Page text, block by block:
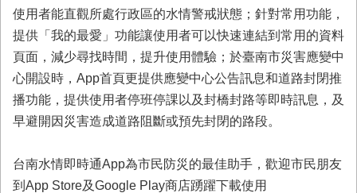
使用者能直觀所處行政區的水情警戒狀態；針對常用功能，
提供「我的最愛」功能讓使用者可以快速連結到常用的資料
頁面，減少尋找時間，提升使用體驗；於臺南市災害應變中
心開設時，App首頁更提供應變中心公告訊息和道路封閉推
播功能，提供使用者停班停課以及封橋封路等即時訊息，及
早避開因災害造成道路阻斷或預先封閉的路段。
台南水情即時通App為市民防災的最佳助手，歡迎市民朋友
到App Store及Google Play商店踴躍下載使用